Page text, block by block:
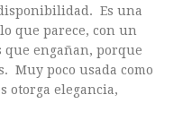
Es una
que parece, con un
que engañan, porque
Muy poco usada como
otorga elegancia,